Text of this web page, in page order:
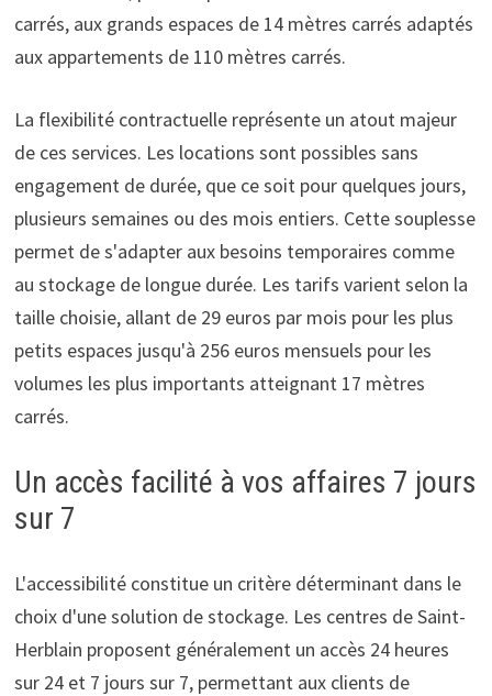
carrés, aux grands espaces de 14 mètres carrés adaptés
aux appartements de 110 mètres carrés.
La flexibilité contractuelle représente un atout majeur
de ces services. Les locations sont possibles sans
engagement de durée, que ce soit pour quelques jours,
plusieurs semaines ou des mois entiers. Cette souplesse
permet de s'adapter aux besoins temporaires comme
au stockage de longue durée. Les tarifs varient selon la
taille choisie, allant de 29 euros par mois pour les plus
petits espaces jusqu'à 256 euros mensuels pour les
volumes les plus importants atteignant 17 mètres
carrés.
Un accès facilité à vos affaires 7 jours
sur 7
L'accessibilité constitue un critère déterminant dans le
choix d'une solution de stockage. Les centres de Saint-
Herblain proposent généralement un accès 24 heures
sur 24 et 7 jours sur 7, permettant aux clients de